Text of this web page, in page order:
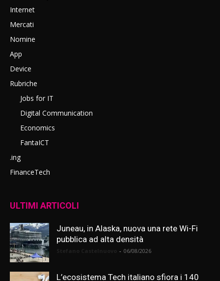
Internet
Mercati
Nomine
App
Device
Rubriche
Jobs for IT
Digital Communication
Economics
FantaICT
.ing
FinanceTech
ULTIMI ARTICOLI
Juneau, in Alaska, nuova una rete Wi-Fi
pubblica ad alta densità
- 06/08/2026
L’ecosistema Tech italiano sfiora i 140